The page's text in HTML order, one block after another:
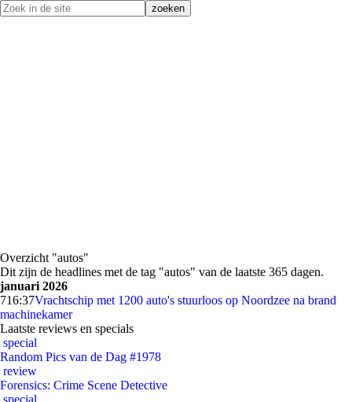
Overzicht "autos"
Dit zijn de headlines met de tag "autos" van de laatste 365 dagen.
januari 2026
716:37Vrachtschip met 1200 auto's stuurloos op Noordzee na brand
machinekamer
Laatste reviews en specials
special
Random Pics van de Dag #1978
review
Forensics: Crime Scene Detective
special